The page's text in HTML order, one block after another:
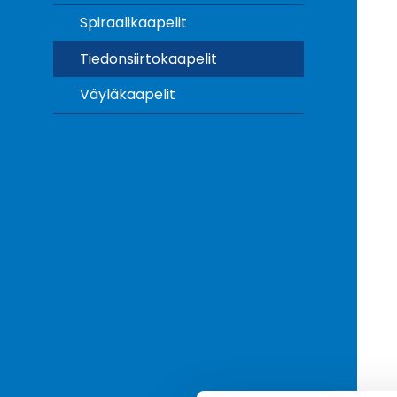
Spiraalikaapelit
Tiedonsiirtokaapelit
Väyläkaapelit